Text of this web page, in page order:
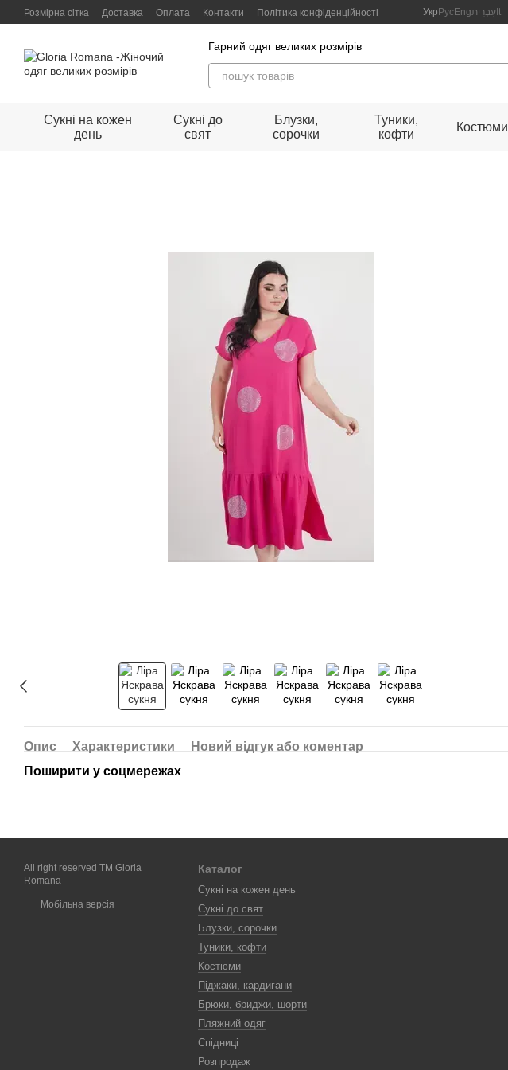
Перейти до основного контенту
Розмірна сітка Доставка Оплата Контакти Політика конфіденційності Укр РусEngעִבְרִית It
Гарний одяг великих розмірів
Сукні на кожен
день
Сукні до
свят
Блузки,
сорочки
Туники,
кофти
Костюми
Опис Характеристики
Новий відгук або коментар
Поширити у соцмережах
All right reserved TM Gloria
Romana
Мобільна версія
Каталог
Сукні на кожен день
Сукні до свят
Блузки, сорочки
Туники, кофти
Костюми
Піджаки, кардигани
Брюки, бриджи, шорти
Пляжний одяг
Спідниці
Розпродаж